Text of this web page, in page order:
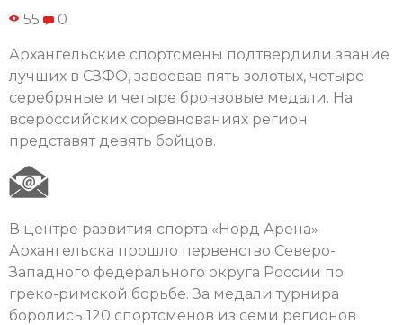
55 0
Архангельские спортсмены подтвердили звание
лучших в СЗФО, завоевав пять золотых, четыре
серебряные и четыре бронзовые медали. На
всероссийских соревнованиях регион
представят девять бойцов.
В центре развития спорта «Норд Арена»
Архангельска прошло первенство Северо-
Западного федерального округа России по
греко-римской борьбе. За медали турнира
боролись 120 спортсменов из семи регионов